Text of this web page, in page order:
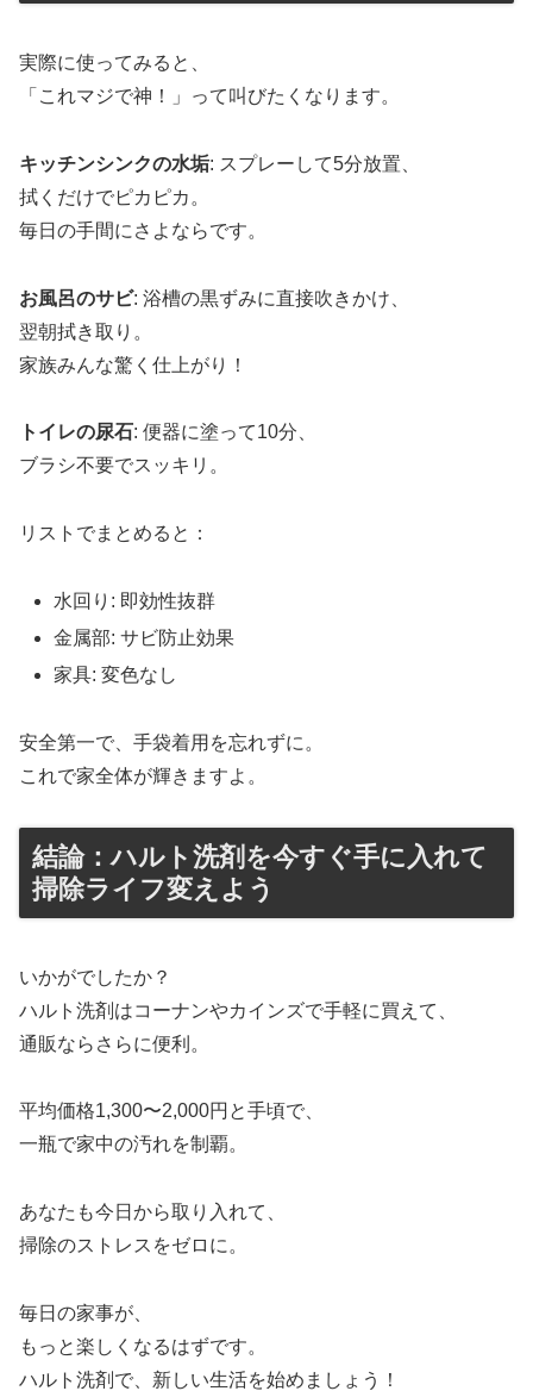
実際に使ってみると、
「これマジで神！」って叫びたくなります。
キッチンシンクの水垢: スプレーして5分放置、
拭くだけでピカピカ。
毎日の手間にさよならです。
お風呂のサビ: 浴槽の黒ずみに直接吹きかけ、
翌朝拭き取り。
家族みんな驚く仕上がり！
トイレの尿石: 便器に塗って10分、
ブラシ不要でスッキリ。
リストでまとめると：
水回り: 即効性抜群
金属部: サビ防止効果
家具: 変色なし
安全第一で、手袋着用を忘れずに。
これで家全体が輝きますよ。
結論：ハルト洗剤を今すぐ手に入れて
掃除ライフ変えよう
いかがでしたか？
ハルト洗剤はコーナンやカインズで手軽に買えて、
通販ならさらに便利。
平均価格1,300〜2,000円と手頃で、
一瓶で家中の汚れを制覇。
あなたも今日から取り入れて、
掃除のストレスをゼロに。
毎日の家事が、
もっと楽しくなるはずです。
ハルト洗剤で、新しい生活を始めましょう！